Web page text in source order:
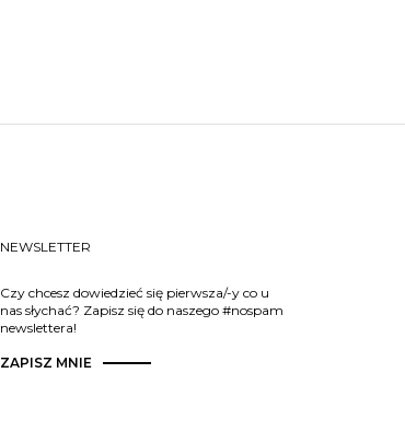
NEWSLETTER
Czy chcesz dowiedzieć się pierwsza/-y co u
nas słychać? Zapisz się do naszego #nospam
newslettera!
ZAPISZ MNIE